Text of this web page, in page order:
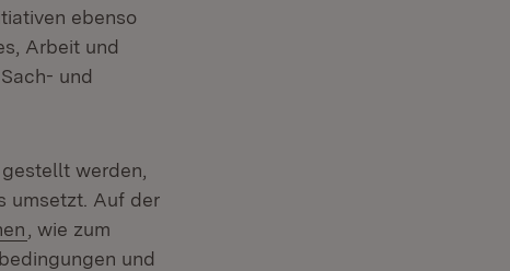
ebenso
Arbeit und
und
(Öffnet in neuem Fenster)
gestellt werden,
umsetzt. Auf der
(Öffnet in neuem Fenster)
, wie zum
und